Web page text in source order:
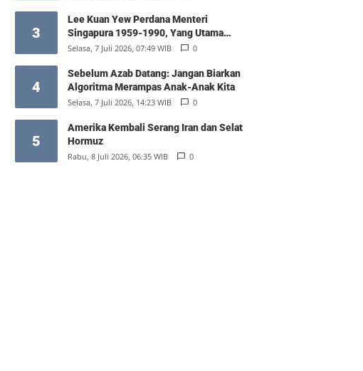
3
Lee Kuan Yew Perdana Menteri
Singapura 1959-1990, Yang Utama
Diantara Yang Sederajat
Selasa, 7 Juli 2026, 07:49 WIB 0
4
Sebelum Azab Datang: Jangan Biarkan
Algoritma Merampas Anak-Anak Kita
Selasa, 7 Juli 2026, 14:23 WIB 0
5
Amerika Kembali Serang Iran dan Selat
Hormuz
Rabu, 8 Juli 2026, 06:35 WIB 0